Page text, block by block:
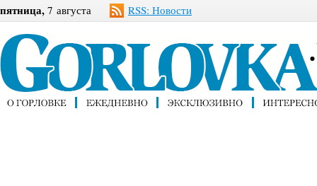
пятница, 7 августа RSS: Новости